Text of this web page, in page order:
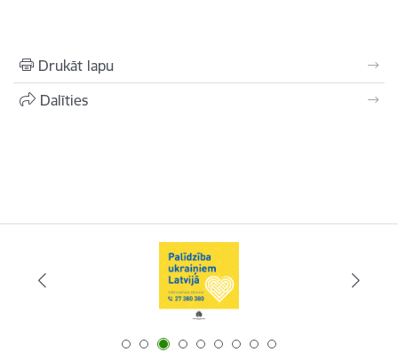
Drukāt lapu
Dalīties